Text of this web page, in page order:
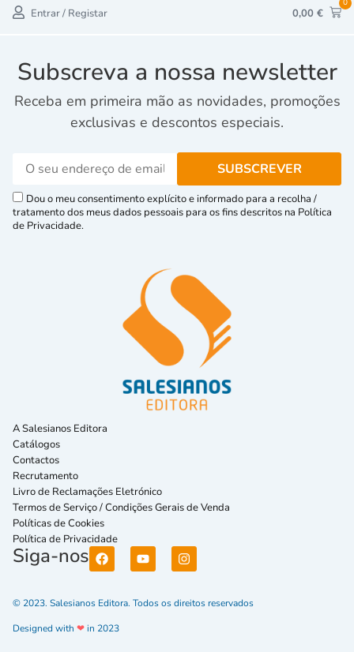
Entrar / Registar 0,00 €
0
Subscreva a nossa newsletter
Receba em primeira mão as novidades, promoções
exclusivas e descontos especiais.
Dou o meu consentimento explícito e informado para a recolha /
tratamento dos meus dados pessoais para os fins descritos na Política
de Privacidade.
A Salesianos Editora
Catálogos
Contactos
Recrutamento
Livro de Reclamações Eletrónico
Termos de Serviço / Condições Gerais de Venda
Políticas de Cookies
Política de Privacidade
Siga-nos
© 2023. Salesianos Editora. Todos os direitos reservados
Designed with ❤in 2023